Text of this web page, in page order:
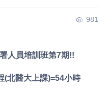
981
人員培訓班第7期!!
(北醫大上課)=54小時